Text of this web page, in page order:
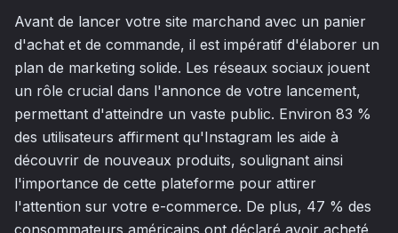
Avant de lancer votre site marchand avec un panier
d'achat et de commande, il est impératif d'élaborer un
plan de marketing solide. Les réseaux sociaux jouent
un rôle crucial dans l'annonce de votre lancement,
permettant d'atteindre un vaste public. Environ 83 %
des utilisateurs affirment qu'Instagram les aide à
découvrir de nouveaux produits, soulignant ainsi
l'importance de cette plateforme pour attirer
l'attention sur votre e-commerce. De plus, 47 % des
consommateurs américains ont déclaré avoir acheté